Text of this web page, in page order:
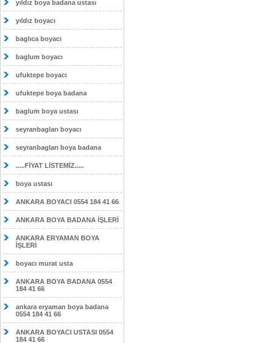
yıldız boya badana ustası
yıldız boyacı
baglıca boyacı
baglum boyacı
ufuktepe boyacı
ufuktepe boya badana
baglum boya ustası
seyranbagları boyacı
seyranbagları boya badana
.....FİYAT LİSTEMİZ.....
boya ustası
ANKARA BOYACI 0554 184 41 66
ANKARA BOYA BADANA İŞLERİ
ANKARA ERYAMAN BOYA
İŞLERİ
boyacı murat usta
ANKARA BOYA BADANA 0554
184 41 66
ankara eryaman boya badana
0554 184 41 66
ANKARA BOYACI USTASI 0554
184 41 66